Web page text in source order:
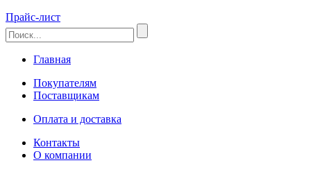
Прайс-лист
Главная
Покупателям
Поставщикам
Оплата и доставка
Контакты
О компании